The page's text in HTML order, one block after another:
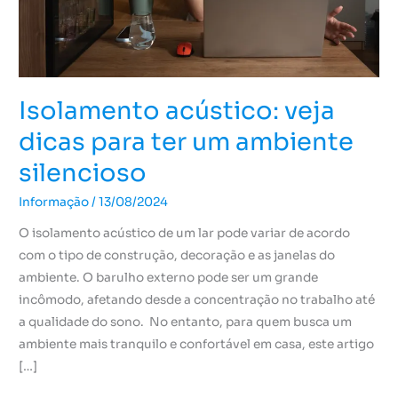
Isolamento acústico: veja
dicas para ter um ambiente
silencioso
Informação/13/08/2024
O isolamento acústico de um lar pode variar de acordo
com o tipo de construção, decoração e as janelas do
ambiente. O barulho externo pode ser um grande
incômodo, afetando desde a concentração no trabalho até
a qualidade do sono. No entanto, para quem busca um
ambiente mais tranquilo e confortável em casa, este artigo
[…]
silencioso